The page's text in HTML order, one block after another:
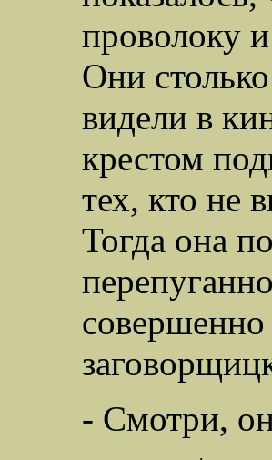
проволоку
Они
видели в
крестом
тех, кто не
Тогда она
- Смотри,